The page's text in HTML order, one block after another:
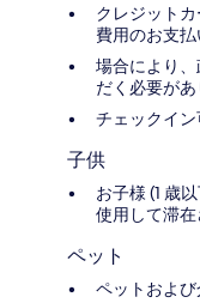
クレジット
費用のお支
場合により
だく必要が
チェックイン
子供
お子様 (1 歳
使用して滞
ペット
ペットおよ